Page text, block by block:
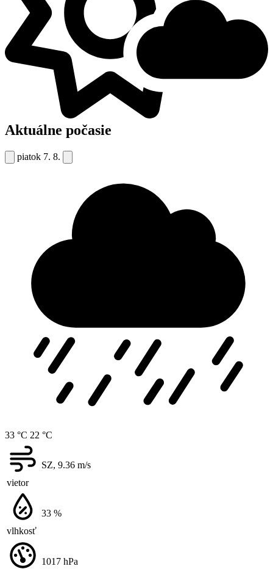
Aktuálne počasie
piatok 7. 8.
33 °C 22 °C
vietor
SZ, 9.36 m/s
vlhkosť
33 %
1017 hPa